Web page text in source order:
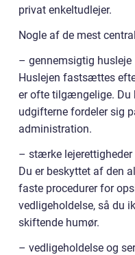
privat enkeltudlejer.
Nogle af de mest
– gennemsigtig husleje
Huslejen fastsættes
er ofte tilgængelige. Du
udgifterne fordeler sig
administration.
– stærke lejerettigheder
Du er beskyttet af den
faste procedurer for
vedligeholdelse, så du
skiftende humør.
– vedligeholdelse og